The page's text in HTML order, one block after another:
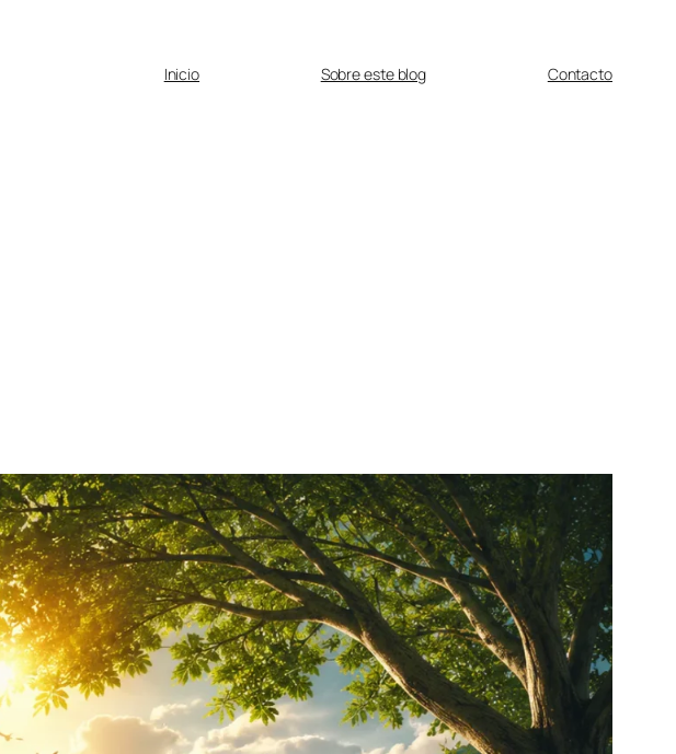
Inicio Sobre este blog Contacto